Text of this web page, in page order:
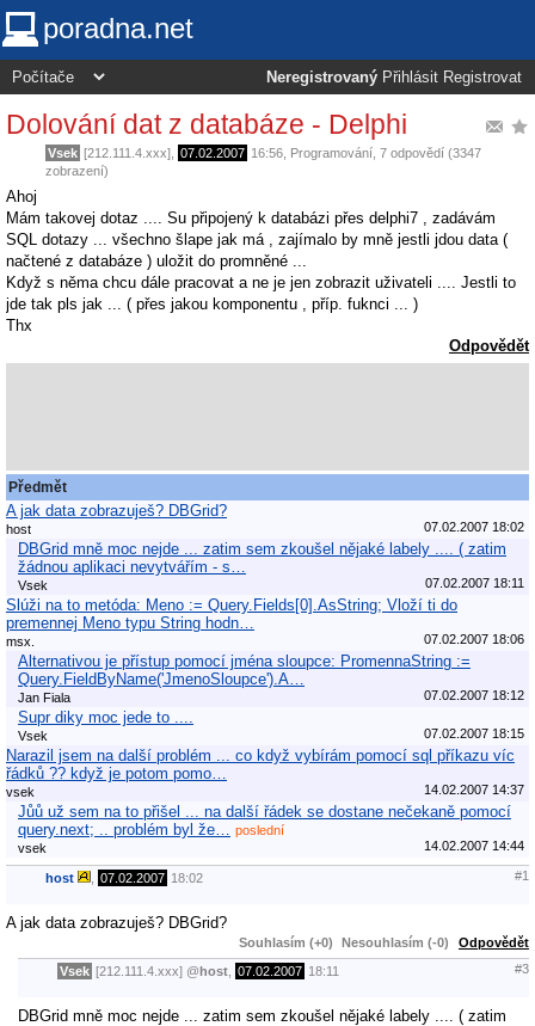
poradna.net
Neregistrovaný Přihlásit Registrovat
Dolování dat z databáze - Delphi
Vsek [212.111.4.xxx], 07.02.2007 16:56 Programování , 7 odpovědí (3347
zobrazení)
Ahoj
Mám takovej dotaz .... Su připojený k databázi přes delphi7 , zadávám
SQL dotazy ... všechno šlape jak má , zajímalo by mně jestli jdou data (
načtené z databáze ) uložit do promněné ...
Když s něma chcu dále pracovat a ne je jen zobrazit uživateli .... Jestli to
jde tak pls jak ... ( přes jakou komponentu , příp. fuknci ... )
Thx
Odpovědět
Předmět
A jak data zobrazuješ? DBGrid?
host 07.02.2007 18:02
DBGrid mně moc nejde ... zatim sem zkoušel nějaké labely .... ( zatim
žádnou aplikaci nevytvářím - s…
Vsek 07.02.2007 18:11
Slúži na to metóda: Meno := Query.Fields[0].AsString; Vloží ti do
premennej Meno typu String hodn…
msx. 07.02.2007 18:06
Alternativou je přístup pomocí jména sloupce: PromennaString :=
Query.FieldByName('JmenoSloupce').A…
Jan Fiala 07.02.2007 18:12
Supr diky moc jede to ....
Vsek 07.02.2007 18:15
Narazil jsem na další problém ... co když vybírám pomocí sql příkazu víc
řádků ?? když je potom pomo…
vsek 14.02.2007 14:37
Jůů už sem na to přišel ... na další řádek se dostane nečekaně pomocí
query.next; .. problém byl že…
poslední
vsek
14.02.2007 14:44
host 07.02.2007 18:02 #1
A jak data zobrazuješ? DBGrid?
Souhlasím (+0) Nesouhlasím (-0) Odpovědět
Vsek [212.111.4.xxx] @host 07.02.2007 18:11 #3
DBGrid mně moc nejde ... zatim sem zkoušel nějaké labely .... ( zatim